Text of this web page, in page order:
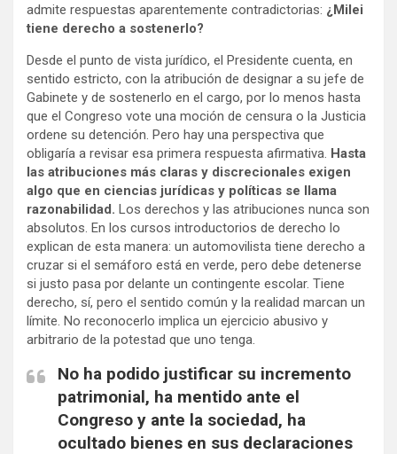
admite respuestas aparentemente contradictorias: ¿Milei
tiene derecho a sostenerlo?
Desde el punto de vista jurídico, el Presidente cuenta, en
sentido estricto, con la atribución de designar a su jefe de
Gabinete y de sostenerlo en el cargo, por lo menos hasta
que el Congreso vote una moción de censura o la Justicia
ordene su detención. Pero hay una perspectiva que
obligaría a revisar esa primera respuesta afirmativa. Hasta
las atribuciones más claras y discrecionales exigen
algo que en ciencias jurídicas y políticas se llama
razonabilidad. Los derechos y las atribuciones nunca son
absolutos. En los cursos introductorios de derecho lo
explican de esta manera: un automovilista tiene derecho a
cruzar si el semáforo está en verde, pero debe detenerse
si justo pasa por delante un contingente escolar. Tiene
derecho, sí, pero el sentido común y la realidad marcan un
límite. No reconocerlo implica un ejercicio abusivo y
arbitrario de la potestad que uno tenga.
No ha podido justificar su incremento
patrimonial, ha mentido ante el
Congreso y ante la sociedad, ha
ocultado bienes en sus declaraciones